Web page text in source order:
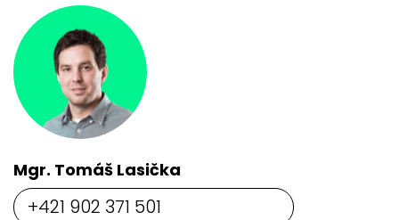
Mgr. Tomáš Lasička
+421 902 371 501